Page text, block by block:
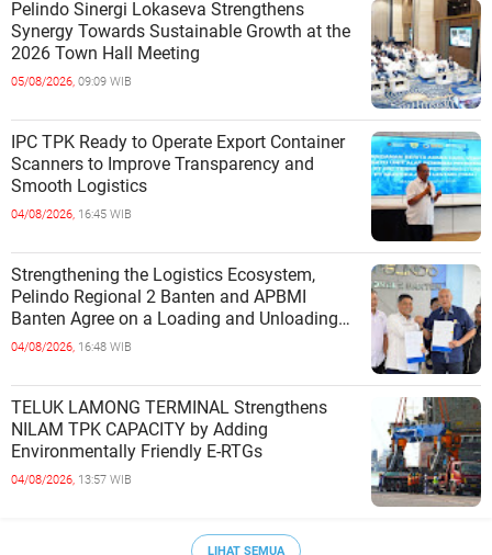
Pelindo Sinergi Lokaseva Strengthens
Synergy Towards Sustainable Growth at the
2026 Town Hall Meeting
05/08/2026, 09:09 WIB
IPC TPK Ready to Operate Export Container
Scanners to Improve Transparency and
Smooth Logistics
04/08/2026, 16:45 WIB
Strengthening the Logistics Ecosystem,
Pelindo Regional 2 Banten and APBMI
Banten Agree on a Loading and Unloading
Cooperation at Ciwandan Port
04/08/2026, 16:48 WIB
TELUK LAMONG TERMINAL Strengthens
NILAM TPK CAPACITY by Adding
Environmentally Friendly E-RTGs
04/08/2026, 13:57 WIB
LIHAT SEMUA